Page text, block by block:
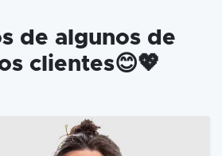
de algunos de
clientes😊💖